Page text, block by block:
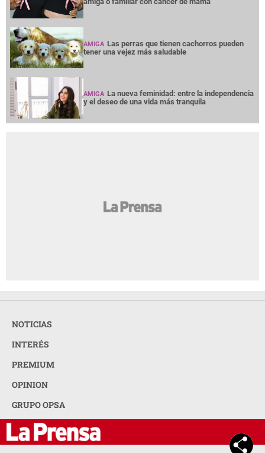
AMIGA Las perras que tienen cachorros pueden
tener una vejez más saludable
AMIGA La nueva feminidad: entre la independencia
y el deseo de una vida más tranquila
NOTICIAS
INTERÉS
PREMIUM
OPINION
GRUPO OPSA